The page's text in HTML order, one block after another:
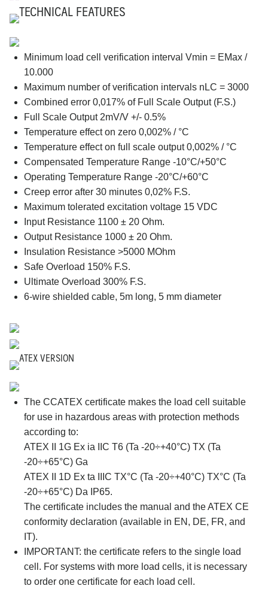
TECHNICAL FEATURES
Minimum load cell verification interval Vmin = EMax /
10.000
Maximum number of verification intervals nLC = 3000
Combined error 0,017% of Full Scale Output (F.S.)
Full Scale Output 2mV/V +/- 0.5%
Temperature effect on zero 0,002% / °C
Temperature effect on full scale output 0,002% / °C
Compensated Temperature Range -10°C/+50°C
Operating Temperature Range -20°C/+60°C
Creep error after 30 minutes 0,02% F.S.
Maximum tolerated excitation voltage 15 VDC
Input Resistance 1100 ± 20 Ohm.
Output Resistance 1000 ± 20 Ohm.
Insulation Resistance >5000 MOhm
Safe Overload 150% F.S.
Ultimate Overload 300% F.S.
6-wire shielded cable, 5m long, 5 mm diameter
ATEX VERSION
The CCATEX certificate makes the load cell suitable
for use in hazardous areas with protection methods
according to:
ATEX II 1G Ex ia IIC T6 (Ta -20÷+40°C) TX (Ta
-20÷+65°C) Ga
ATEX II 1D Ex ta IIIC TX°C (Ta -20÷+40°C) TX°C (Ta
-20÷+65°C) Da IP65.
The certificate includes the manual and the ATEX CE
conformity declaration (available in EN, DE, FR, and
IT).
IMPORTANT: the certificate refers to the single load
cell. For systems with more load cells, it is necessary
to order one certificate for each load cell.